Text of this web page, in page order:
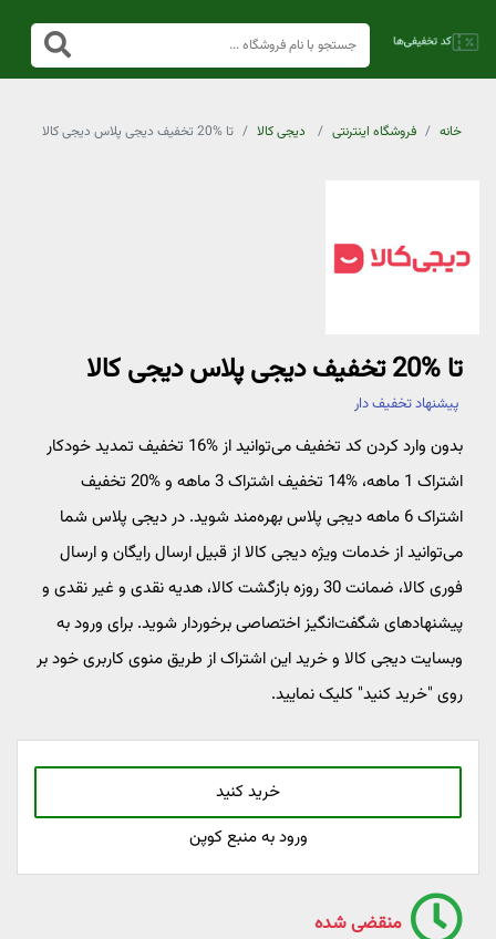
خانه فروشگاه اینترنتی دیجی کالا تا %20 تخفیف دیجی پلاس دیجی کالا
تا %20 تخفیف دیجی پلاس دیجی کالا
پیشنهاد تخفیف دار
بدون وارد کردن کد تخفیف می‌توانید از %16 تخفیف تمدید خودکار
اشتراک 1 ماهه، %14 تخفیف اشتراک 3 ماهه و %20 تخفیف
اشتراک 6 ماهه دیجی پلاس بهره‌مند شوید. در دیجی پلاس شما
می‌توانید از خدمات ویژه دیجی کالا از قبیل ارسال رایگان و ارسال
فوری کالا، ضمانت 30 روزه بازگشت کالا، هدیه نقدی و غیر نقدی و
پیشنهادهای شگفت‌انگیز اختصاصی برخوردار شوید. برای ورود به
وبسایت دیجی کالا و خرید این اشتراک از طریق منوی کاربری خود بر
روی "خرید کنید" کلیک نمایید.
خرید کنید
ورود به منبع کوپن
منقضی شده